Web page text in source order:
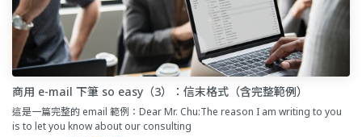
商用 e-mail 下筆 so easy（3）：信末格式（含完整範例）
這是一篇完整的 email 範例：Dear Mr. Chu:The reason I am writing to you
is to let you know about our consulting